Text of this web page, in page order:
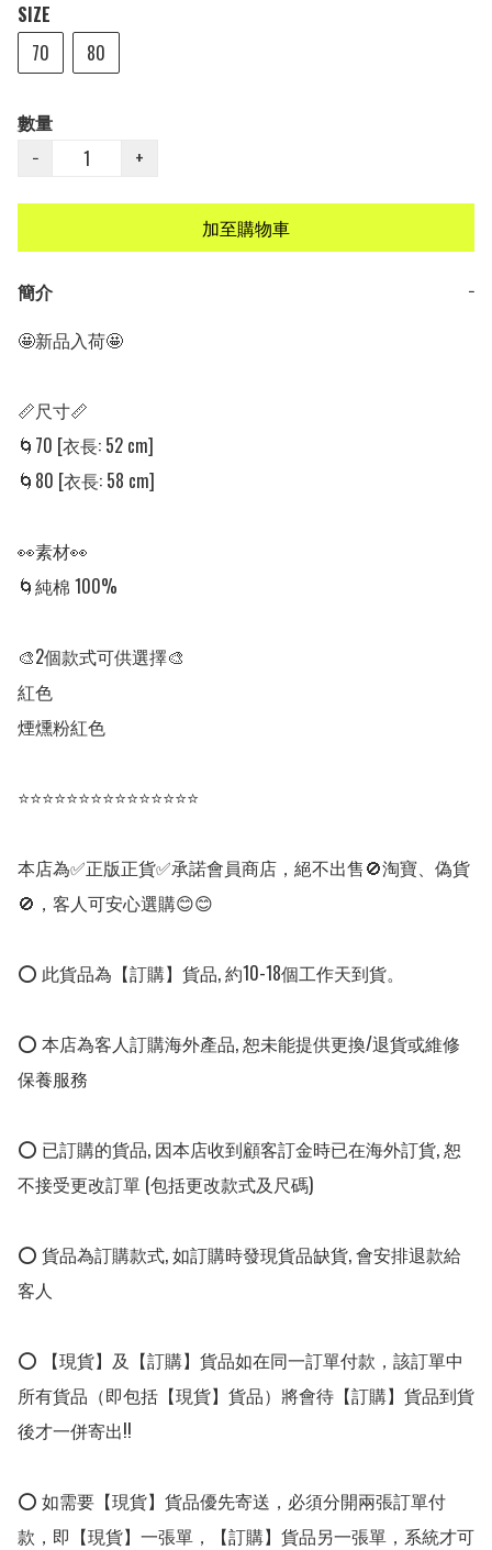
SIZE
70
80
數量
−
+
加至購物車
簡介
−
🤩新品入荷🤩
📏尺寸📏
🌀70 [衣長: 52 cm]
🌀80 [衣長: 58 cm]
👀素材👀
🌀純棉 100%
🎨2個款式可供選擇🎨
紅色
煙燻粉紅色
⭐⭐⭐⭐⭐⭐⭐⭐⭐⭐⭐⭐⭐⭐⭐
本店為✅正版正貨✅承諾會員商店，絕不出售🚫淘寶、偽貨
🚫，客人可安心選購😊😊
⭕ 此貨品為【訂購】貨品, 約10-18個工作天到貨。
⭕ 本店為客人訂購海外產品, 恕未能提供更換/退貨或維修
保養服務
⭕ 已訂購的貨品, 因本店收到顧客訂金時已在海外訂貨, 恕
不接受更改訂單 (包括更改款式及尺碼)
⭕ 貨品為訂購款式, 如訂購時發現貨品缺貨, 會安排退款給
客人
⭕ 【現貨】及【訂購】貨品如在同一訂單付款，該訂單中
所有貨品（即包括【現貨】貨品）將會待【訂購】貨品到貨
後才一併寄出!!
⭕ 如需要【現貨】貨品優先寄送，必須分開兩張訂單付
款，即【現貨】一張單，【訂購】貨品另一張單，系統才可